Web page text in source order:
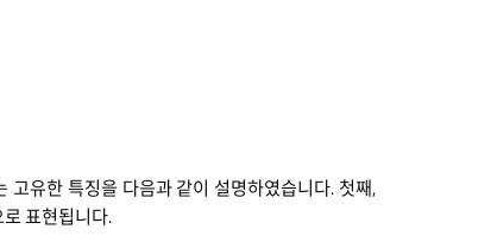
유한 특징을 다음과 같이 설명하였습니다. 첫째,
표현됩니다.